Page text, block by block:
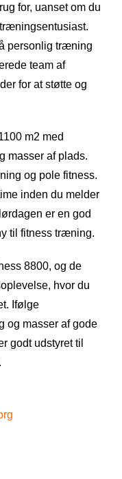
for, uanset om du
personlig træning
team af
for at støtte og
m2 med
masser af plads.
og pole fitness.
inden du melder
er en god
til fitness træning.
8800, og de
hvor du
Ifølge
og masser af gode
godt udstyret til